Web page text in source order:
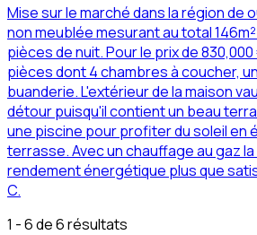
Mise sur le marché dans la région de
non meublée mesurant au total
pièces de nuit. Pour le prix de
pièces dont 4 chambres à coucher,
buanderie. L'extérieur de la maison
détour puisqu'il contient un beau
une piscine pour profiter du soleil en
terrasse. Avec un chauffage au gaz
rendement énergétique plus que
C.
1 - 6 de 6 résultats